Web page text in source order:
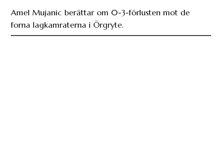
Amel Mujanic berättar om 0-3-förlusten mot de
forna lagkamraterna i Örgryte.